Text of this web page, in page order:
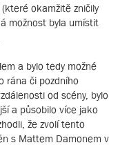
okamžitě zničily
možnost byla umístit
a bylo tedy možné
rána či pozdního
od scény, bylo
a působilo více jako
že zvolí tento
s Mattem Damonem v